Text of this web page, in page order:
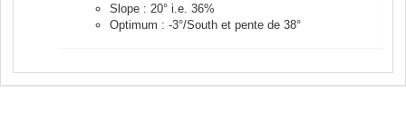
Slope : 20° i.e. 36%
Optimum : -3°/South et pente de 38°